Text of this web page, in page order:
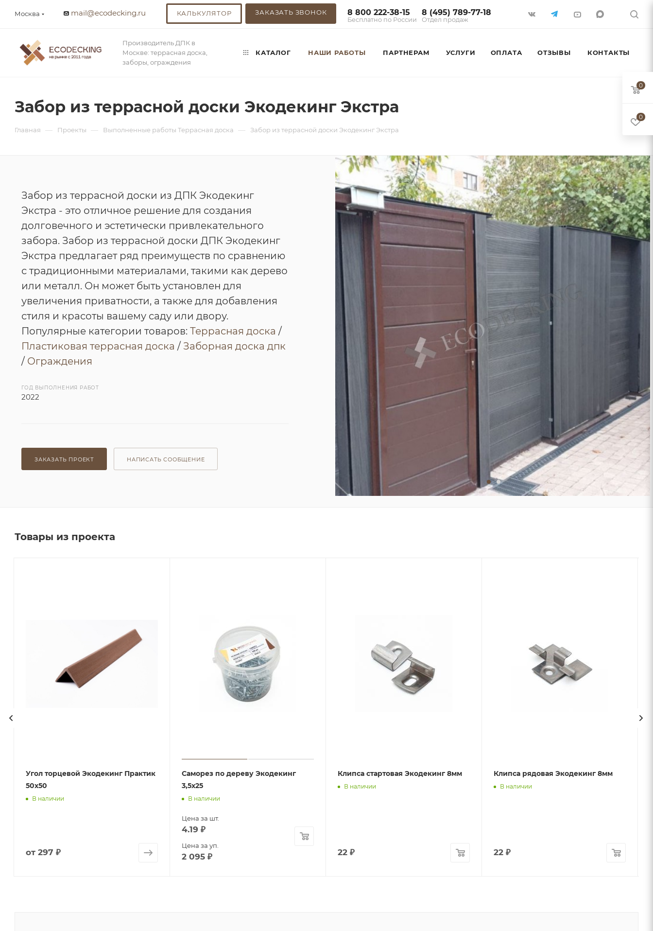
Москва mail@ecodecking.ru КАЛЬКУЛЯТОР ЗАКАЗАТЬ ЗВОНОК 8 800 222-38-15
Бесплатно по России
8 (495) 789-77-18
Отдел продаж
Производитель ДПК в
Москве: террасная доска,
заборы, ограждения
КАТАЛОГ НАШИ РАБОТЫ ПАРТНЕРАМ УСЛУГИ ОПЛАТА ОТЗЫВЫ КОНТАКТЫ
Забор из террасной доски Экодекинг Экстра
Главная — Проекты — Выполненные работы Террасная доска — Забор из террасной доски Экодекинг Экстра
Забор из террасной доски из ДПК Экодекинг
Экстра - это отличное решение для создания
долговечного и эстетически привлекательного
забора. Забор из террасной доски ДПК Экодекинг
Экстра предлагает ряд преимуществ по сравнению
с традиционными материалами, такими как дерево
или металл. Он может быть установлен для
увеличения приватности, а также для добавления
стиля и красоты вашему саду или двору.
Популярные категории товаров: Террасная доска /
Пластиковая террасная доска / Заборная доска дпк
/ Ограждения
ГОД ВЫПОЛНЕНИЯ РАБОТ
2022
ЗАКАЗАТЬ ПРОЕКТ НАПИСАТЬ СООБЩЕНИЕ
Товары из проекта
Угол торцевой Экодекинг Практик
50х50
В наличии
от 297 ₽
Саморез по дереву Экодекинг
3,5х25
В наличии
Цена за шт.
4.19 ₽
Цена за уп.
2 095 ₽
Клипса стартовая Экодекинг 8мм
В наличии
22 ₽
Клипса рядовая Экодекинг 8мм
В наличии
22 ₽
0
0